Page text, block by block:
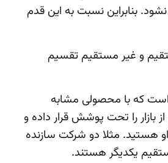
بنابراین نسبت به این قدم
و غیر مستقیم تقسیم
که با محصولی مشابه
را تحت پوشش قرار داده و
هستید. مثلا دو شرکت سازنده
یکدیگر هستند.